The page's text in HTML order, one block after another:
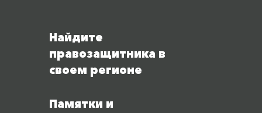
Найдите
правозащитника в
своем регионе
Памятки и